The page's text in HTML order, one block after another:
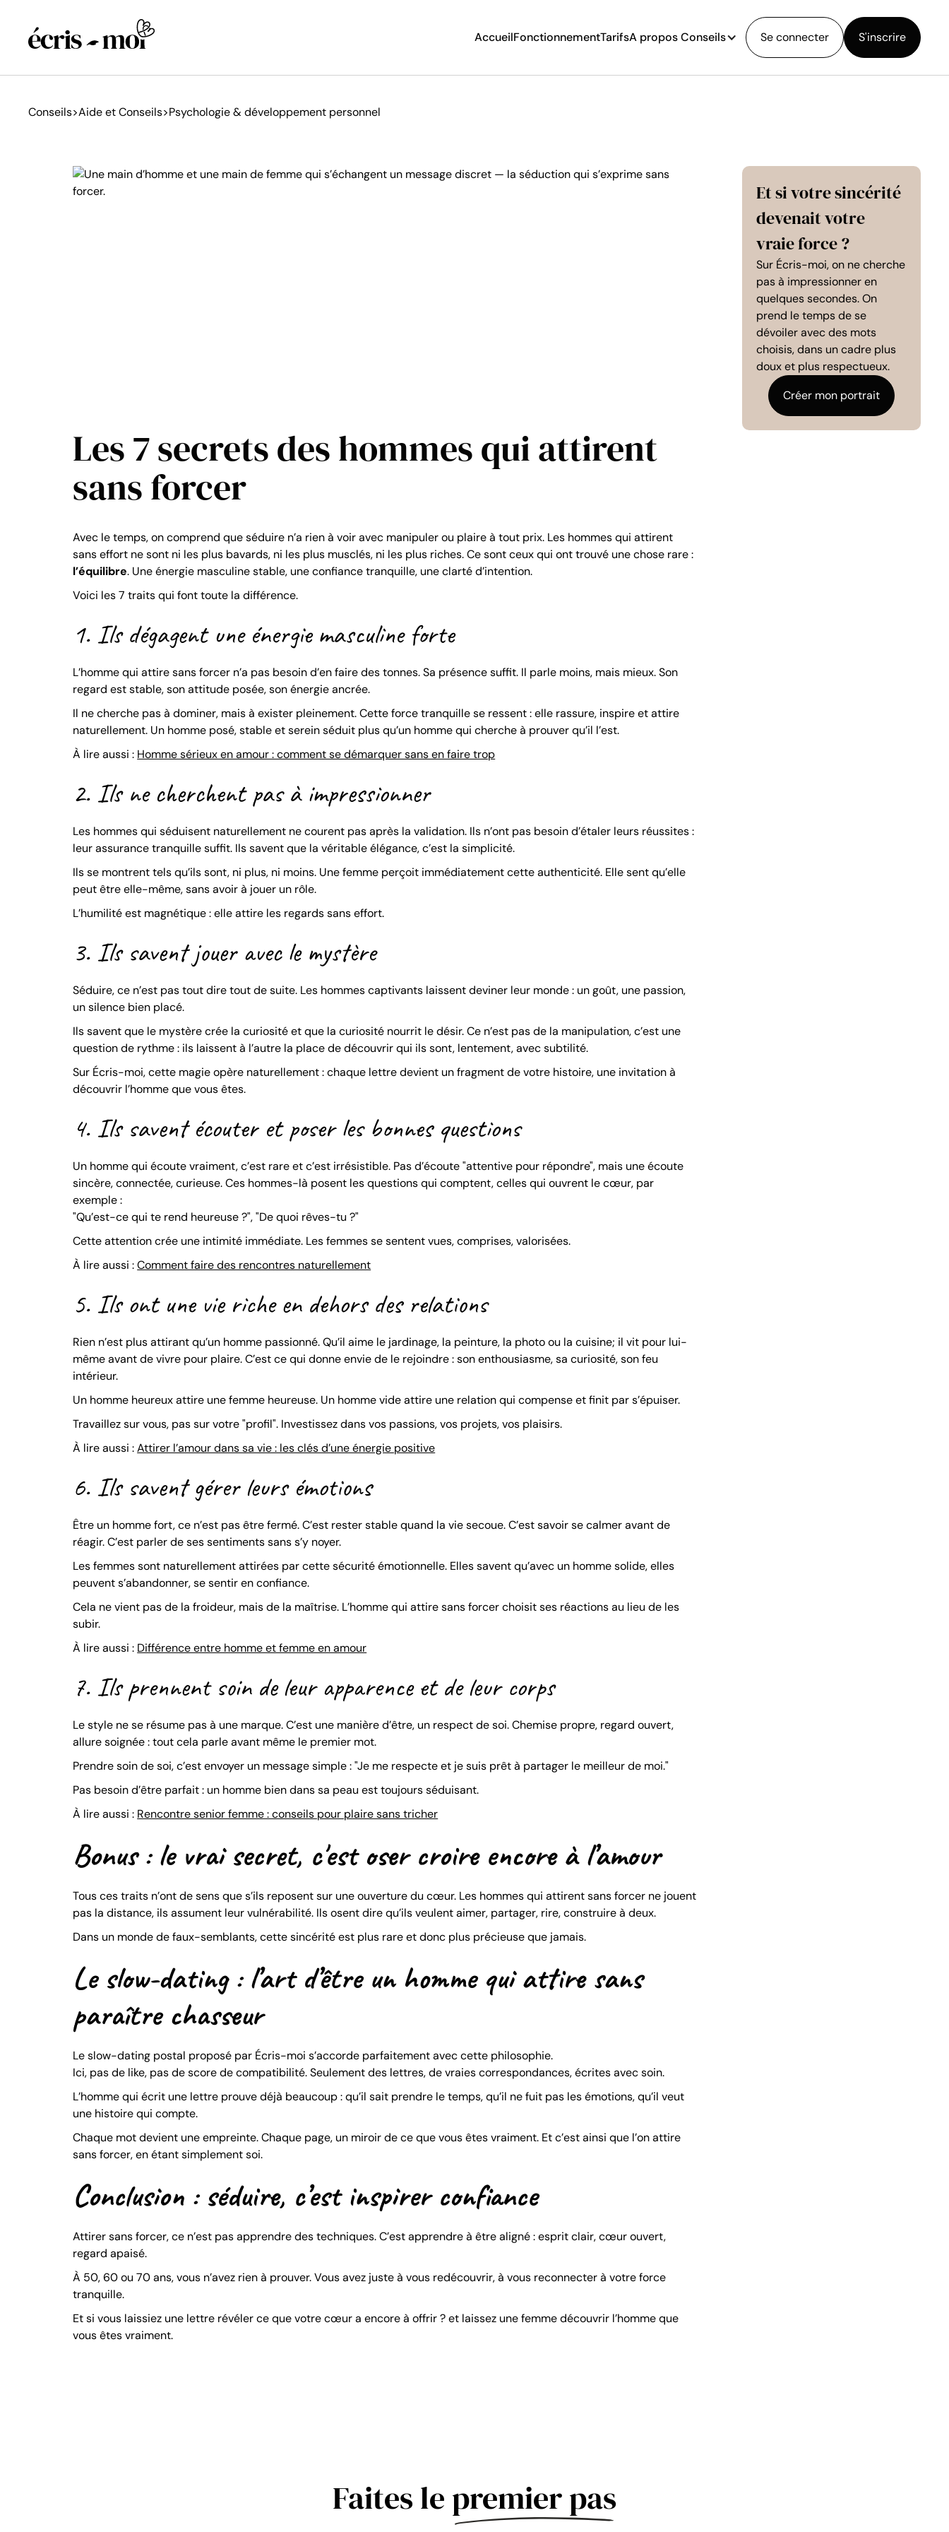
AccueilFonctionnementTarifsA proposConseils
Par tranche d’âge
Par intention
Se connecter S'inscrire
Conseils>Aide et Conseils>Psychologie & développement personnel
Les 7 secrets des hommes qui attirent
sans forcer
Avec le temps, on comprend que séduire n’a rien à voir avec manipuler ou plaire à tout prix. Les hommes qui attirent
sans effort ne sont ni les plus bavards, ni les plus musclés, ni les plus riches. Ce sont ceux qui ont trouvé une chose rare :
l’équilibre. Une énergie masculine stable, une confiance tranquille, une clarté d’intention.
Voici les 7 traits qui font toute la différence.
1. Ils dégagent une énergie masculine forte
L’homme qui attire sans forcer n’a pas besoin d’en faire des tonnes. Sa présence suffit. Il parle moins, mais mieux. Son
regard est stable, son attitude posée, son énergie ancrée.
Il ne cherche pas à dominer, mais à exister pleinement. Cette force tranquille se ressent : elle rassure, inspire et attire
naturellement. Un homme posé, stable et serein séduit plus qu’un homme qui cherche à prouver qu’il l’est.
À lire aussi : Homme sérieux en amour : comment se démarquer sans en faire trop
2. Ils ne cherchent pas à impressionner
Les hommes qui séduisent naturellement ne courent pas après la validation. Ils n’ont pas besoin d’étaler leurs réussites :
leur assurance tranquille suffit. Ils savent que la véritable élégance, c’est la simplicité.
Ils se montrent tels qu’ils sont, ni plus, ni moins. Une femme perçoit immédiatement cette authenticité. Elle sent qu’elle
peut être elle-même, sans avoir à jouer un rôle.
L’humilité est magnétique : elle attire les regards sans effort.
3. Ils savent jouer avec le mystère
Séduire, ce n’est pas tout dire tout de suite. Les hommes captivants laissent deviner leur monde : un goût, une passion,
un silence bien placé.
Ils savent que le mystère crée la curiosité et que la curiosité nourrit le désir. Ce n’est pas de la manipulation, c’est une
question de rythme : ils laissent à l’autre la place de découvrir qui ils sont, lentement, avec subtilité.
Sur Écris-moi, cette magie opère naturellement : chaque lettre devient un fragment de votre histoire, une invitation à
découvrir l’homme que vous êtes.
4. Ils savent écouter et poser les bonnes questions
Un homme qui écoute vraiment, c’est rare et c’est irrésistible. Pas d’écoute "attentive pour répondre", mais une écoute
sincère, connectée, curieuse. Ces hommes-là posent les questions qui comptent, celles qui ouvrent le cœur, par
exemple :
"Qu’est-ce qui te rend heureuse ?", "De quoi rêves-tu ?"
Cette attention crée une intimité immédiate. Les femmes se sentent vues, comprises, valorisées.
À lire aussi :Comment faire des rencontres naturellement
5. Ils ont une vie riche en dehors des relations
Rien n’est plus attirant qu’un homme passionné. Qu’il aime le jardinage, la peinture, la photo ou la cuisine; il vit pour lui-
même avant de vivre pour plaire. C’est ce qui donne envie de le rejoindre : son enthousiasme, sa curiosité, son feu
intérieur.
Un homme heureux attire une femme heureuse. Un homme vide attire une relation qui compense et finit par s’épuiser.
Travaillez sur vous, pas sur votre "profil". Investissez dans vos passions, vos projets, vos plaisirs.
À lire aussi :Attirer l’amour dans sa vie : les clés d’une énergie positive
6. Ils savent gérer leurs émotions
Être un homme fort, ce n’est pas être fermé. C’est rester stable quand la vie secoue. C’est savoir se calmer avant de
réagir. C’est parler de ses sentiments sans s’y noyer.
Les femmes sont naturellement attirées par cette sécurité émotionnelle. Elles savent qu’avec un homme solide, elles
peuvent s’abandonner, se sentir en confiance.
Cela ne vient pas de la froideur, mais de la maîtrise. L’homme qui attire sans forcer choisit ses réactions au lieu de les
subir.
À lire aussi : Différence entre homme et femme en amour
7. Ils prennent soin de leur apparence et de leur corps
Le style ne se résume pas à une marque. C’est une manière d’être, un respect de soi. Chemise propre, regard ouvert,
allure soignée : tout cela parle avant même le premier mot.
Prendre soin de soi, c’est envoyer un message simple : "Je me respecte et je suis prêt à partager le meilleur de moi."
Pas besoin d’être parfait : un homme bien dans sa peau est toujours séduisant.
À lire aussi : Rencontre senior femme : conseils pour plaire sans tricher
Bonus : le vrai secret, c'est oser croire encore à l’amour
Tous ces traits n’ont de sens que s’ils reposent sur une ouverture du cœur. Les hommes qui attirent sans forcer ne jouent
pas la distance, ils assument leur vulnérabilité. Ils osent dire qu’ils veulent aimer, partager, rire, construire à deux.
Dans un monde de faux-semblants, cette sincérité est plus rare et donc plus précieuse que jamais.
Le slow-dating : l’art d’être un homme qui attire sans
paraître chasseur
Le slow-dating postal proposé par Écris-moi s’accorde parfaitement avec cette philosophie.
Ici, pas de like, pas de score de compatibilité. Seulement des lettres, de vraies correspondances, écrites avec soin.
L’homme qui écrit une lettre prouve déjà beaucoup : qu’il sait prendre le temps, qu’il ne fuit pas les émotions, qu’il veut
une histoire qui compte.
Chaque mot devient une empreinte. Chaque page, un miroir de ce que vous êtes vraiment. Et c’est ainsi que l’on attire
sans forcer, en étant simplement soi.
Conclusion : séduire, c’est inspirer confiance
Attirer sans forcer, ce n’est pas apprendre des techniques. C’est apprendre à être aligné : esprit clair, cœur ouvert,
regard apaisé.
À 50, 60 ou 70 ans, vous n’avez rien à prouver. Vous avez juste à vous redécouvrir, à vous reconnecter à votre force
tranquille.
Et si vous laissiez une lettre révéler ce que votre cœur a encore à offrir ? et laissez une femme découvrir l’homme que
vous êtes vraiment.
Et si votre sincérité
devenait votre
vraie force ?
Sur Écris-moi, on ne cherche
pas à impressionner en
quelques secondes. On
prend le temps de se
dévoiler avec des mots
choisis, dans un cadre plus
doux et plus respectueux.
Créer mon portrait
Faites lepremier pas